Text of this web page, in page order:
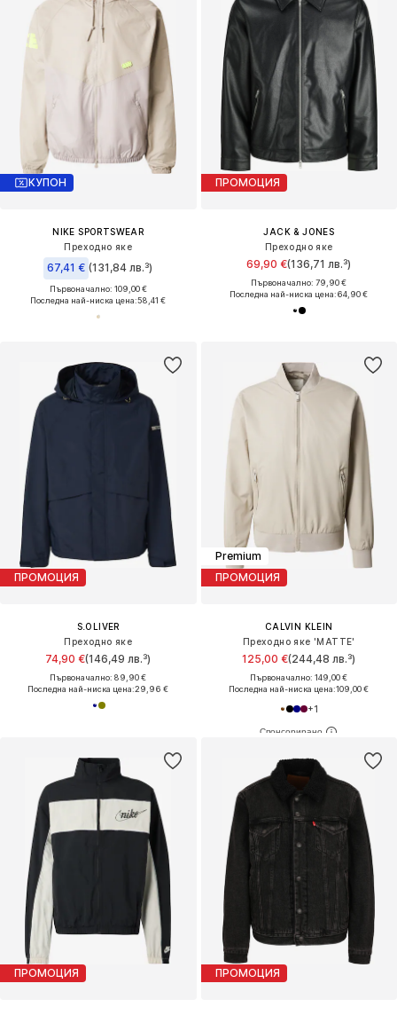
КУПОН
NIKE SPORTSWEAR
Преходно яке
67,41 € (131,84 лв.³)
Първоначално: 109,00 €
Последна най-ниска цена:58,41 €
ПРОМОЦИЯ
JACK & JONES
Преходно яке
69,90 €(136,71 лв.³)
Първоначално: 79,90 €
Последна най-ниска цена:64,90 €
ПРОМОЦИЯ
S.OLIVER
Преходно яке
74,90 €(146,49 лв.³)
Първоначално: 89,90 €
Последна най-ниска цена:29,96 €
Premium
ПРОМОЦИЯ
CALVIN KLEIN
Преходно яке 'MATTE'
125,00 €(244,48 лв.³)
Първоначално: 149,00 €
Последна най-ниска цена:109,00 €
+1
ПРОМОЦИЯ ПРОМОЦИЯ